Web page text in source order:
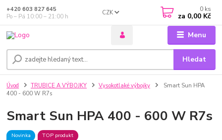
Menu
CZK
Hledat
+420 603 827 645
Po – Pá 10:00 – 21:00 h
0 ks
za 0,00 Kč
Úvod TRUBICE A VÝBOJKY Vysokotlaké výbojky
Smart Sun HPA
400 - 600 W R7s
Smart Sun HPA 400 - 600 W R7s
Novinka TOP produkt